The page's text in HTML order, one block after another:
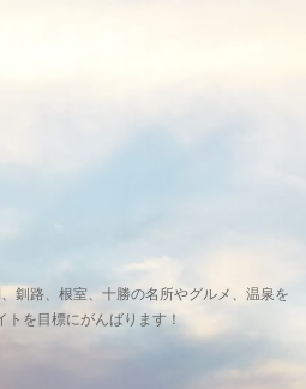
釧路、根室、十勝の名所やグルメ、温泉を
トを目標にがんばります！